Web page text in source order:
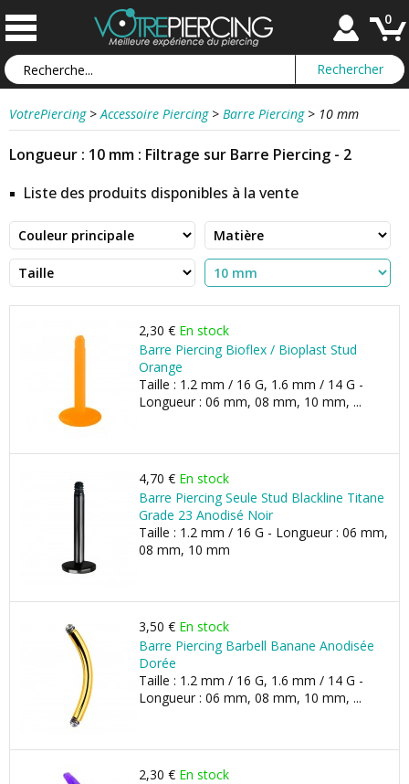
0
VotrePiercing > Accessoire Piercing > Barre Piercing > 10 mm
Longueur : 10 mm : Filtrage sur Barre Piercing - 2
Liste des produits disponibles à la vente
2,30 € En stock
Barre Piercing Bioflex / Bioplast Stud
Orange
Taille : 1.2 mm / 16 G, 1.6 mm / 14 G -
Longueur : 06 mm, 08 mm, 10 mm, ...
4,70 € En stock
Barre Piercing Seule Stud Blackline Titane
Grade 23 Anodisé Noir
Taille : 1.2 mm / 16 G - Longueur : 06 mm,
08 mm, 10 mm
3,50 € En stock
Barre Piercing Barbell Banane Anodisée
Dorée
Taille : 1.2 mm / 16 G, 1.6 mm / 14 G -
Longueur : 06 mm, 08 mm, 10 mm, ...
2,30 € En stock